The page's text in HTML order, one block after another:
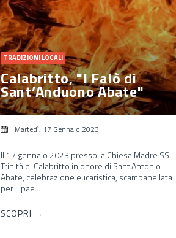
TRADIZIONI LOCALI
Calabritto, "I Falò di
Sant’Anduono Abate"
Martedì, 17 Gennaio 2023
Il 17 gennaio 2023 presso la Chiesa Madre SS.
Trinità di Calabritto in onore di Sant'Antonio
Abate, celebrazione eucaristica, scampanellata
per il pae...
SCOPRI →